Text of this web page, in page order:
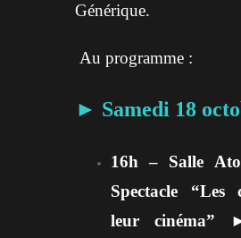
Générique.
Au programme :
► Samedi 18
16h – Salle
Spectacle “Les
leur cinéma” ►